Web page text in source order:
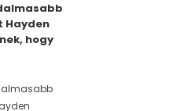
Hayden
hogy